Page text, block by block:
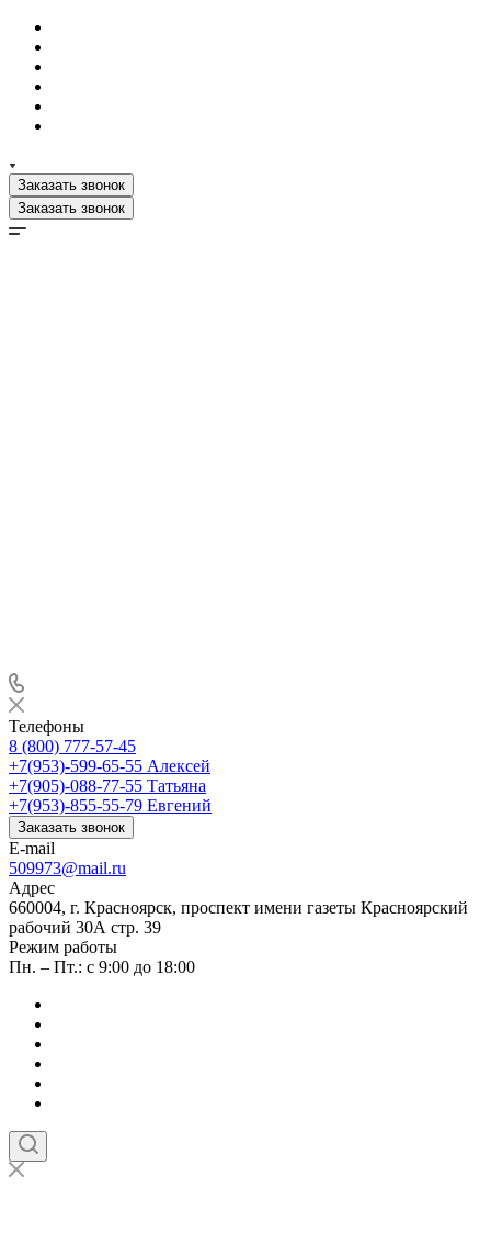
Заказать звонок
Заказать звонок
Телефоны
8 (800) 777-57-45
+7(953)-599-65-55 Алексей
+7(905)-088-77-55 Татьяна
+7(953)-855-55-79 Евгений
Заказать звонок
E-mail
509973@mail.ru
Адрес
660004, г. Красноярск, проспект имени газеты Красноярский
рабочий 30А стр. 39
Режим работы
Пн. – Пт.: с 9:00 до 18:00